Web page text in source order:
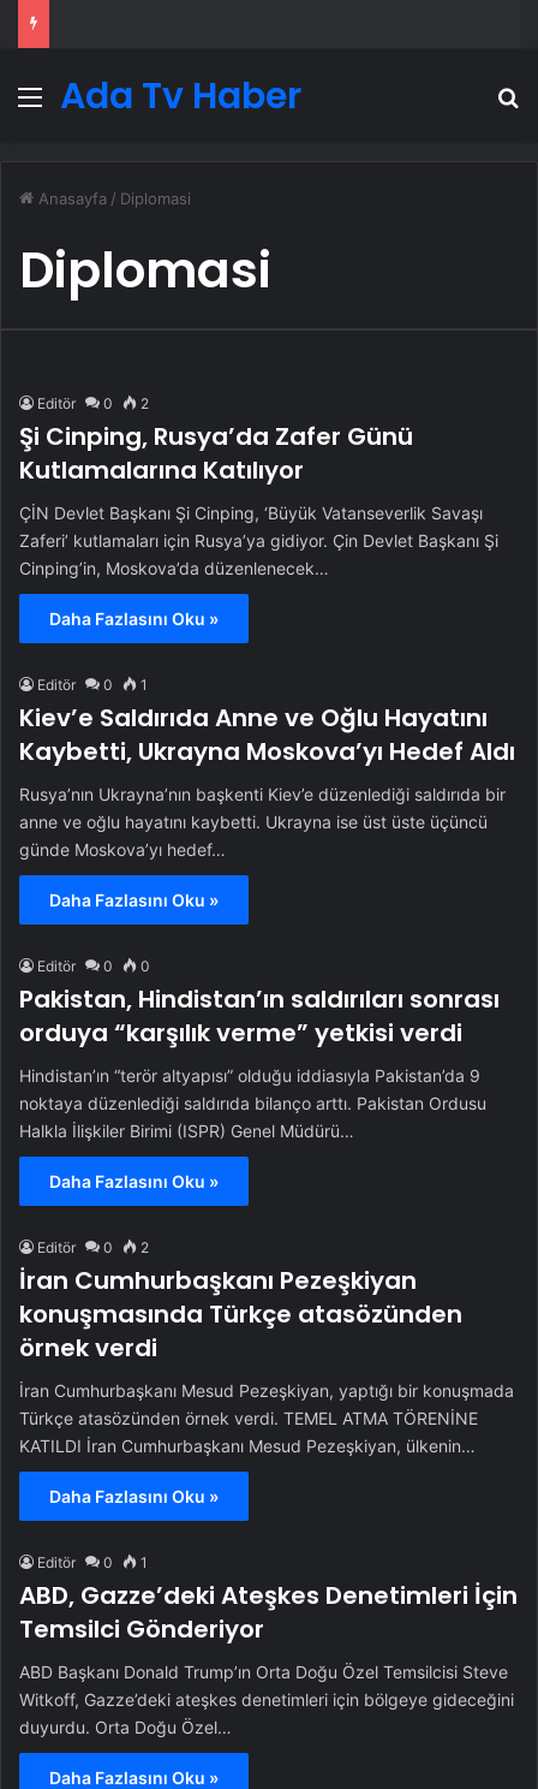
Menü
Ada Tv Haber
Anasayfa / Diplomasi
Diplomasi
Editör 0 2
Şi Cinping, Rusya’da Zafer Günü
Kutlamalarına Katılıyor
ÇİN Devlet Başkanı Şi Cinping, ‘Büyük Vatanseverlik Savaşı
Zaferi’ kutlamaları için Rusya’ya gidiyor. Çin Devlet Başkanı Şi
Cinping’in, Moskova’da düzenlenecek…
Daha Fazlasını Oku »
Editör 0 1
Kiev’e Saldırıda Anne ve Oğlu Hayatını
Kaybetti, Ukrayna Moskova’yı Hedef Aldı
Rusya’nın Ukrayna’nın başkenti Kiev’e düzenlediği saldırıda bir
anne ve oğlu hayatını kaybetti. Ukrayna ise üst üste üçüncü
günde Moskova’yı hedef…
Daha Fazlasını Oku »
Editör 0 0
Pakistan, Hindistan’ın saldırıları sonrası
orduya “karşılık verme” yetkisi verdi
Hindistan’ın “terör altyapısı” olduğu iddiasıyla Pakistan’da 9
noktaya düzenlediği saldırıda bilanço arttı. Pakistan Ordusu
Halkla İlişkiler Birimi (ISPR) Genel Müdürü…
Daha Fazlasını Oku »
Editör 0 2
İran Cumhurbaşkanı Pezeşkiyan
konuşmasında Türkçe atasözünden
örnek verdi
İran Cumhurbaşkanı Mesud Pezeşkiyan, yaptığı bir konuşmada
Türkçe atasözünden örnek verdi. TEMEL ATMA TÖRENİNE
KATILDI İran Cumhurbaşkanı Mesud Pezeşkiyan, ülkenin…
Daha Fazlasını Oku »
Editör 0 1
ABD, Gazze’deki Ateşkes Denetimleri İçin
Temsilci Gönderiyor
ABD Başkanı Donald Trump’ın Orta Doğu Özel Temsilcisi Steve
Witkoff, Gazze’deki ateşkes denetimleri için bölgeye gideceğini
duyurdu. Orta Doğu Özel…
Daha Fazlasını Oku »